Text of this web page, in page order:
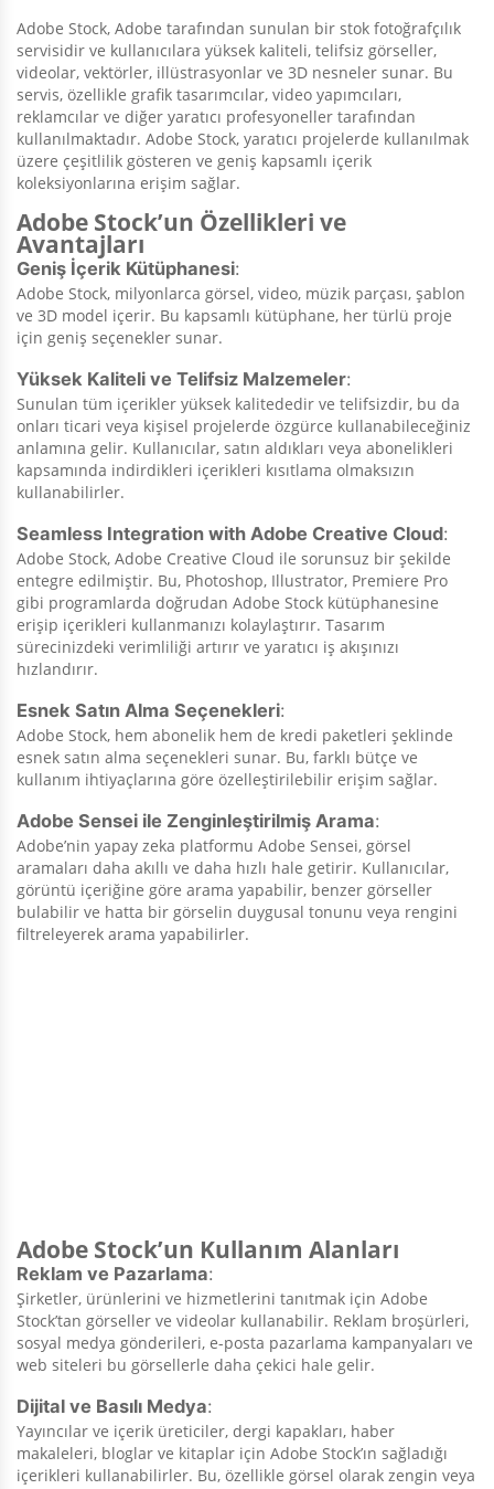
Adobe Stock, Adobe tarafından sunulan bir stok fotoğrafçılık
servisidir ve kullanıcılara yüksek kaliteli, telifsiz görseller,
videolar, vektörler, illüstrasyonlar ve 3D nesneler sunar. Bu
servis, özellikle grafik tasarımcılar, video yapımcıları,
reklamcılar ve diğer yaratıcı profesyoneller tarafından
kullanılmaktadır. Adobe Stock, yaratıcı projelerde kullanılmak
üzere çeşitlilik gösteren ve geniş kapsamlı içerik
koleksiyonlarına erişim sağlar.
Adobe Stock’un Özellikleri ve
Avantajları
Geniş İçerik Kütüphanesi:
Adobe Stock, milyonlarca görsel, video, müzik parçası, şablon
ve 3D model içerir. Bu kapsamlı kütüphane, her türlü proje
için geniş seçenekler sunar.
Yüksek Kaliteli ve Telifsiz Malzemeler:
Sunulan tüm içerikler yüksek kalitededir ve telifsizdir, bu da
onları ticari veya kişisel projelerde özgürce kullanabileceğiniz
anlamına gelir. Kullanıcılar, satın aldıkları veya abonelikleri
kapsamında indirdikleri içerikleri kısıtlama olmaksızın
kullanabilirler.
Seamless Integration with Adobe Creative Cloud:
Adobe Stock, Adobe Creative Cloud ile sorunsuz bir şekilde
entegre edilmiştir. Bu, Photoshop, Illustrator, Premiere Pro
gibi programlarda doğrudan Adobe Stock kütüphanesine
erişip içerikleri kullanmanızı kolaylaştırır. Tasarım
sürecinizdeki verimliliği artırır ve yaratıcı iş akışınızı
hızlandırır.
Esnek Satın Alma Seçenekleri:
Adobe Stock, hem abonelik hem de kredi paketleri şeklinde
esnek satın alma seçenekleri sunar. Bu, farklı bütçe ve
kullanım ihtiyaçlarına göre özelleştirilebilir erişim sağlar.
Adobe Sensei ile Zenginleştirilmiş Arama:
Adobe’nin yapay zeka platformu Adobe Sensei, görsel
aramaları daha akıllı ve daha hızlı hale getirir. Kullanıcılar,
görüntü içeriğine göre arama yapabilir, benzer görseller
bulabilir ve hatta bir görselin duygusal tonunu veya rengini
filtreleyerek arama yapabilirler.
Adobe Stock’un Kullanım Alanları
Reklam ve Pazarlama:
Şirketler, ürünlerini ve hizmetlerini tanıtmak için Adobe
Stock’tan görseller ve videolar kullanabilir. Reklam broşürleri,
sosyal medya gönderileri, e-posta pazarlama kampanyaları ve
web siteleri bu görsellerle daha çekici hale gelir.
Dijital ve Basılı Medya:
Yayıncılar ve içerik üreticiler, dergi kapakları, haber
makaleleri, bloglar ve kitaplar için Adobe Stock’ın sağladığı
içerikleri kullanabilirler. Bu, özellikle görsel olarak zengin veya